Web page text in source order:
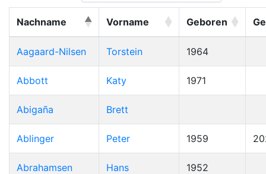
Nachname Vorname Geboren
Aagaard-Nilsen Torstein 1964
Abbott Katy 1971
Abigaña Brett
Ablinger Peter 1959
Abrahamsen Hans 1952